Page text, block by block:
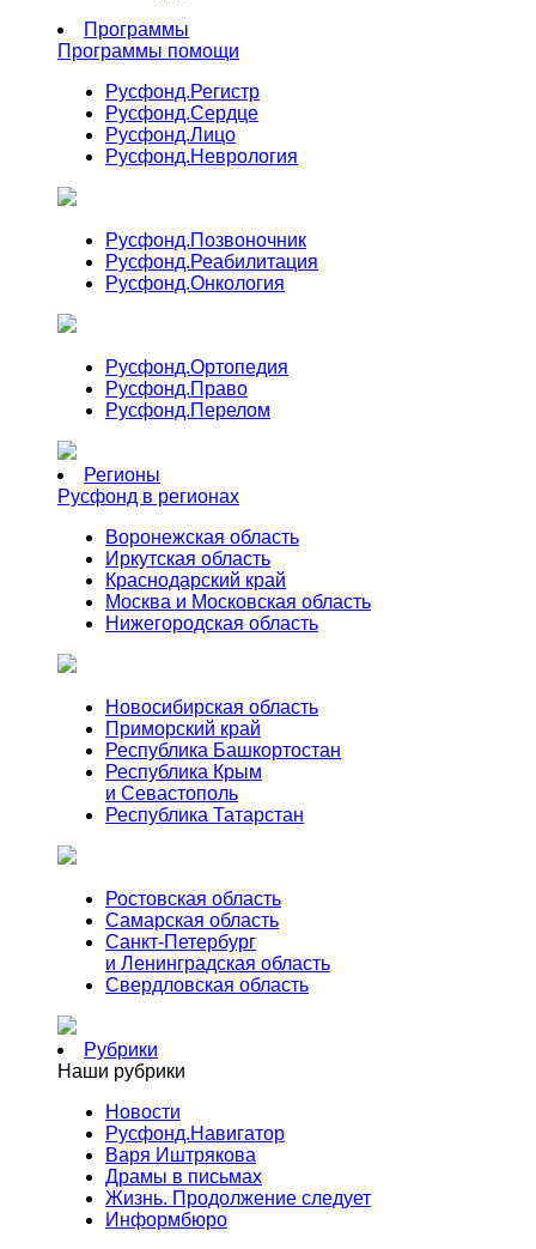
Программы
Программы помощи
Русфонд.Регистр
Русфонд.Сердце
Русфонд.Лицо
Русфонд.Неврология
Русфонд.Позвоночник
Русфонд.Реабилитация
Русфонд.Онкология
Русфонд.Ортопедия
Русфонд.Право
Русфонд.Перелом
Регионы
Русфонд в регионах
Воронежская область
Иркутская область
Краснодарский край
Москва и Московская область
Нижегородская область
Новосибирская область
Приморский край
Республика Башкортостан
Республика Крым
и Севастополь
Республика Татарстан
Ростовская область
Самарская область
Санкт-Петербург
и Ленинградская область
Свердловская область
Рубрики
Наши рубрики
Новости
Русфонд.Навигатор
Варя Иштрякова
Драмы в письмах
Жизнь. Продолжение следует
Информбюро